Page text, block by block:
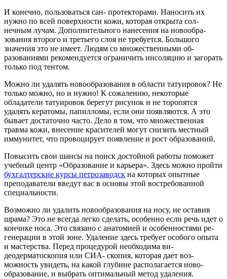
И конечно, пользоваться сан- протекторами. Наносить их
нужно по всей поверхности кожи, которая открыта сол­
нечным лучам. Дополнитель­ного нанесения на новообра­
зования второго и третьего слоя не требуется. Большого
значения это не имеет. Лю­дям со множественными об­
разованиями рекомендуется ограничить инсоляцию и за­горать
только под тентом.
Можно ли удалять ново­образования в области та­туировок? Не
только мож­но, но и нужно! К сожалению, некоторые
обладатели тату­ировок берегут рисунок и не торопятся
удалять кератомы, папилломы, если они появля­ются. А это
бывает достаточно часто. Дело в том, что множе­ственная
травма кожи, внесе­ние красителей могут снизить местный
иммунитет, что про­воцирует появление и рост образований.
Повысить свои шансы на поиск достойной работы поможет
учебный центр «Образование и карьера». Здесь можно пройти
бухгалтерские курсы петрозаводск на которых опытные
преподаватели введут вас в основы этой востребованной
специальности.
Возможно ли удалить но­вообразования на носу, не оставив
шрама? Это не всегда легко сделать, осо­бенно если речь идет о
кон­чике носа. Это связано с ана­томией и особенностями ре­
генерации в этой зоне. Уда­ление здесь требует особого опыта
и мастерства. Перед процедурой необходима ви-
деодерматоскопия или СИА- скопия, которая дает воз­
можность увидеть, на какой глубине располагается ново­
образование, и выбрать оп­тимальный метод удаления.